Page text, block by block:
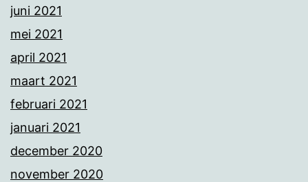
juni 2021
mei 2021
april 2021
maart 2021
februari 2021
januari 2021
december 2020
november 2020